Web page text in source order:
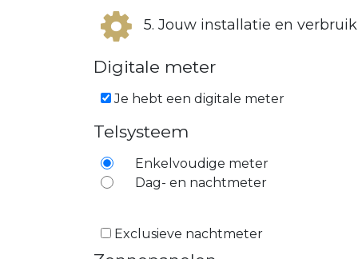
5. Jouw installatie en verbruik
Digitale meter
Je hebt een digitale meter
Telsysteem
Enkelvoudige meter
Dag- en nachtmeter
Exclusieve nachtmeter